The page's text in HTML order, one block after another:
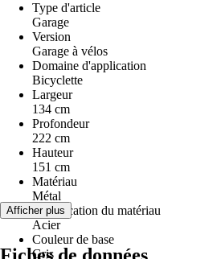
Type d'article
Garage
Version
Garage à vélos
Domaine d'application
Bicyclette
Largeur
134 cm
Profondeur
222 cm
Hauteur
151 cm
Matériau
Métal
Spécification du matériau
Acier
Couleur de base
Gris
Afficher plus